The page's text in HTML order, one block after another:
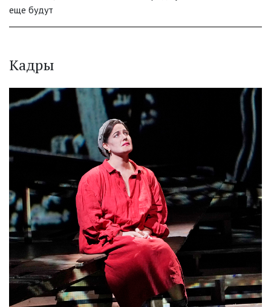
еще будут
Кадры